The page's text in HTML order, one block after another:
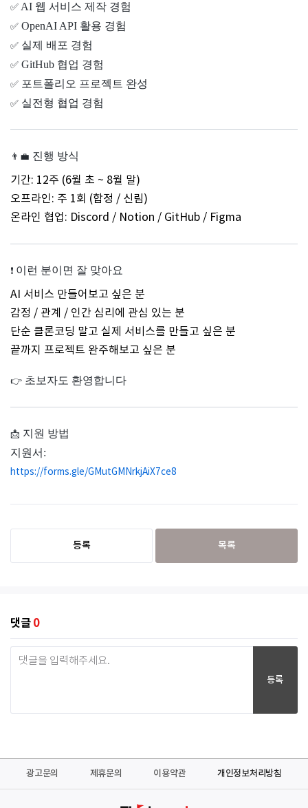
✅ AI 웹 서비스 제작 경험
✅ OpenAI API 활용 경험
✅ 실제 배포 경험
✅ GitHub 협업 경험
✅ 포트폴리오 프로젝트 완성
✅ 실전형 협업 경험
👨‍💼 진행 방식
기간: 12주 (6월 초 ~ 8월 말)
오프라인: 주 1회 (합정 / 신림)
온라인 협업: Discord / Notion / GitHub / Figma
❗ 이런 분이면 잘 맞아요
AI 서비스 만들어보고 싶은 분
감정 / 관계 / 인간 심리에 관심 있는 분
단순 클론코딩 말고 실제 서비스를 만들고 싶은 분
끝까지 프로젝트 완주해보고 싶은 분
👉 초보자도 환영합니다
📩 지원 방법
지원서:
https://forms.gle/GMutGMNrkjAiX7ce8
등록 목록
댓글 0
등록
광고문의 제휴문의 이용약관 개인정보처리방침